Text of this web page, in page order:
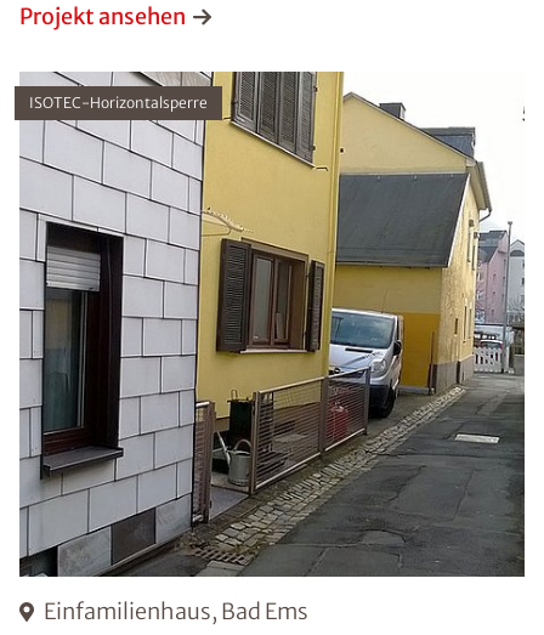
Projekt ansehen
Einfamilienhaus, Bad Ems
ISOTEC-Horizontalsperre